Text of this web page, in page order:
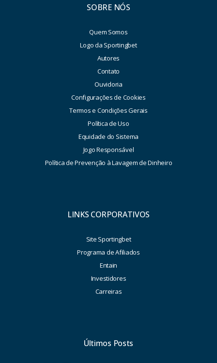
SOBRE NÓS
Quem Somos
Logo da Sportingbet
Autores
Contato
Ouvidoria
Configurações de Cookies
Termos e Condições Gerais
Política de Uso
Equidade do Sistema
Jogo Responsável
Política de Prevenção à Lavagem de Dinheiro
LINKS CORPORATIVOS
Site Sportingbet
Programa de Afiliados
Entain
Investidores
Carreiras
Últimos Posts